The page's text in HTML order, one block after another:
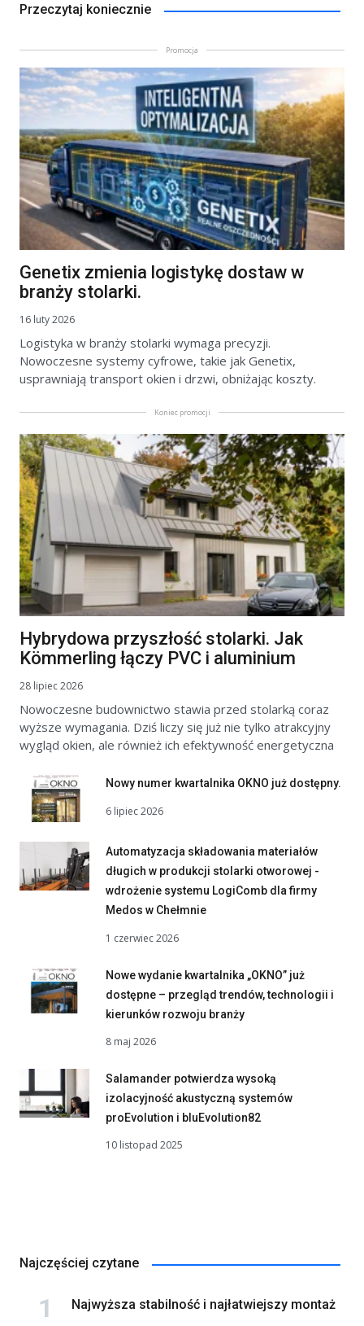
Przeczytaj koniecznie
Promocja
Genetix zmienia logistykę dostaw w
branży stolarki.
16 luty 2026
Logistyka w branży stolarki wymaga precyzji.
Nowoczesne systemy cyfrowe, takie jak Genetix,
usprawniają transport okien i drzwi, obniżając koszty.
Koniec promocji
Hybrydowa przyszłość stolarki. Jak
Kömmerling łączy PVC i aluminium
28 lipiec 2026
Nowoczesne budownictwo stawia przed stolarką coraz
wyższe wymagania. Dziś liczy się już nie tylko atrakcyjny
wygląd okien, ale również ich efektywność energetyczna
Nowy numer kwartalnika OKNO już dostępny.
6 lipiec 2026
Automatyzacja składowania materiałów
długich w produkcji stolarki otworowej -
wdrożenie systemu LogiComb dla firmy
Medos w Chełmnie
1 czerwiec 2026
Nowe wydanie kwartalnika „OKNO” już
dostępne – przegląd trendów, technologii i
kierunków rozwoju branży
8 maj 2026
Salamander potwierdza wysoką
izolacyjność akustyczną systemów
proEvolution i bluEvolution82
10 listopad 2025
Najczęściej czytane
Najwyższa stabilność i najłatwiejszy montaż